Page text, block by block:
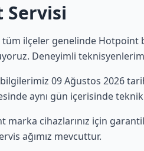
ilçeler genelinde Hotpoint
Deneyimli
09 Ağustos 2026
aynı gün içerisinde
marka cihazlarınız için
ağımız mevcuttur.